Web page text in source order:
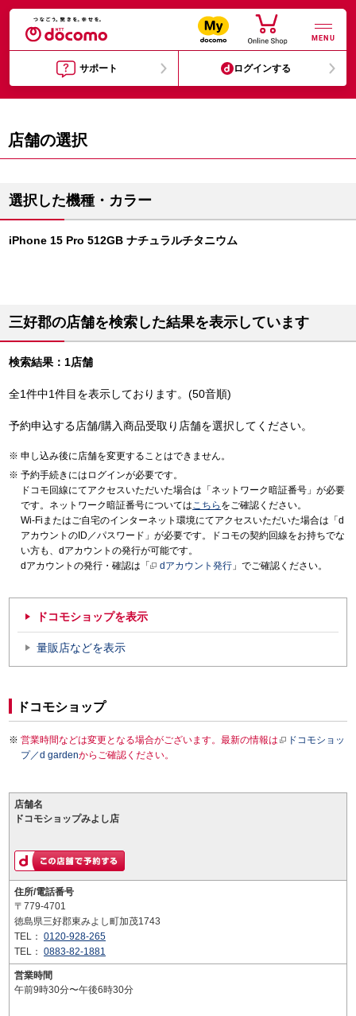
MENU
サポート ログインする
店舗の選択
選択した機種・カラー
iPhone 15 Pro 512GB ナチュラルチタニウム
三好郡の店舗を検索した結果を表示しています
検索結果：1店舗
全1件中1件目を表示しております。(50音順)
予約申込する店舗/購入商品受取り店舗を選択してください。
申し込み後に店舗を変更することはできません。
予約手続きにはログインが必要です。
ドコモ回線にてアクセスいただいた場合は「ネットワーク暗証番号」が必要
です。ネットワーク暗証番号についてはこちら をご確認ください。
Wi-Fiまたはご自宅のインターネット環境にてアクセスいただいた場合は「d
アカウントのID／パスワード」が必要です。ドコモの契約回線をお持ちでな
い方も、dアカウントの発行が可能です。
dアカウントの発行・確認は「
dアカウント発行 」でご確認ください。
ドコモショップを表示
量販店などを表示
ドコモショップ
営業時間などは変更となる場合がございます。最新の情報は
ドコモショッ
プ／d gardenからご確認ください。
店舗名
ドコモショップみよし店
住所/電話番号
〒779-4701
徳島県三好郡東みよし町加茂1743
TEL： 0120-928-265
TEL： 0883-82-1881
営業時間
午前9時30分〜午後6時30分